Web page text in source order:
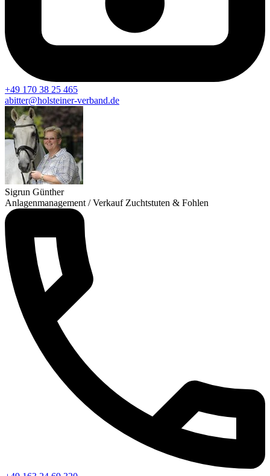
+49 170 38 25 465
abitter@holsteiner-verband.de
Sigrun Günther
Anlagenmanagement / Verkauf Zuchtstuten & Fohlen